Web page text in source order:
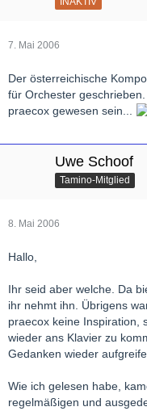
7. Mai 2006
Der österreichische
für Orchester
praecox gewesen sein...
Uwe Schoof
Tamino-Mitglied
8. Mai 2006
Hallo,
Ihr seid aber welche. Da
ihr nehmt ihn. Übrigens
praecox keine Inspiration,
wieder ans Klavier zu
Gedanken wieder
Wie ich gelesen habe,
regelmäßigen und